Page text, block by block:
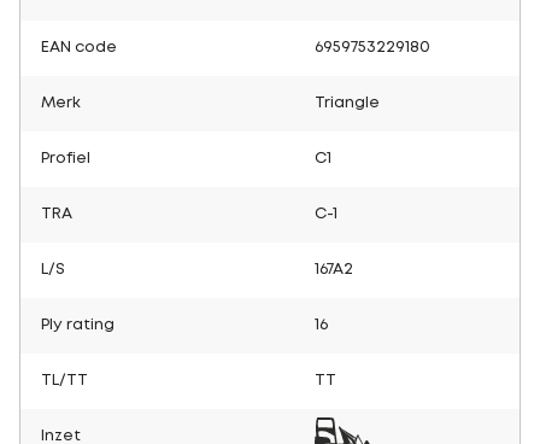
EAN code 6959753229180
Merk Triangle
Profiel C1
TRA C-1
L/S 167A2
Ply rating 16
TL/TT
Inzet